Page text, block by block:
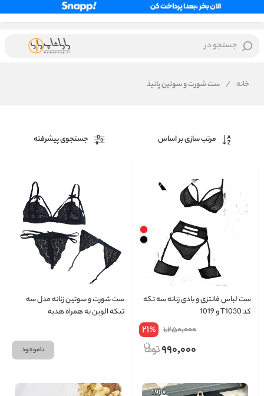
جستجو در
خانه / ست شورت و سوتین پانیذ
مرتب سازی بر اساس جستجوی پیشرفته
ست لباس فانتزی و بادی زنانه سه تکه
کد T1030 و 1019
1,250,000
21%
990,000
ست شورت و سوتین زنانه مدل سه
تیکه الوین به همراه هدیه
ناموجود